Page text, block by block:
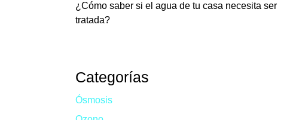
¿Cómo saber si el agua de tu casa necesita ser
tratada?
Categorías
Ósmosis